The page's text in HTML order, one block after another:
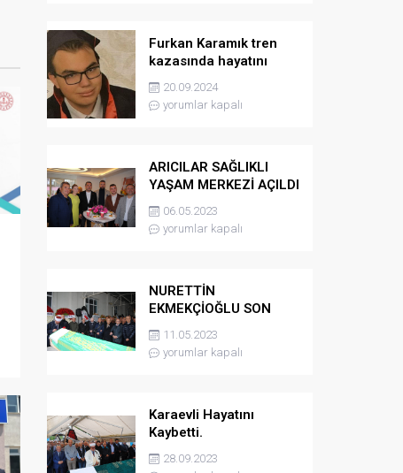
Furkan Karamık tren
kazasında hayatını
kaybetti
20.09.2024
yorumlar kapalı
ARICILAR SAĞLIKLI
YAŞAM MERKEZİ AÇILDI
06.05.2023
yorumlar kapalı
NURETTİN
EKMEKÇİOĞLU SON
YOLCULUĞUNA
UĞURLANDI
11.05.2023
yorumlar kapalı
Karaevli Hayatını
Kaybetti.
28.09.2023